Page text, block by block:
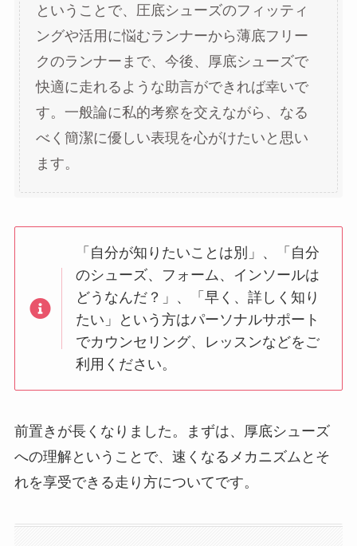
ということで、圧底シューズのフィッティ
ングや活用に悩むランナーから薄底フリー
クのランナーまで、今後、厚底シューズで
快適に走れるような助言ができれば幸いで
す。一般論に私的考察を交えながら、なる
べく簡潔に優しい表現を心がけたいと思い
ます。
「自分が知りたいことは別」、「自分
のシューズ、フォーム、インソールは
どうなんだ？」、「早く、詳しく知り
たい」という方はパーソナルサポート
でカウンセリング、レッスンなどをご
利用ください。
前置きが長くなりました。まずは、厚底シューズ
への理解ということで、速くなるメカニズムとそ
れを享受できる走り方についてです。